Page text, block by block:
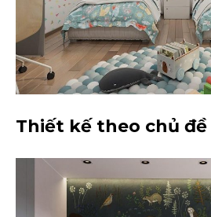
Thiết kế theo chủ